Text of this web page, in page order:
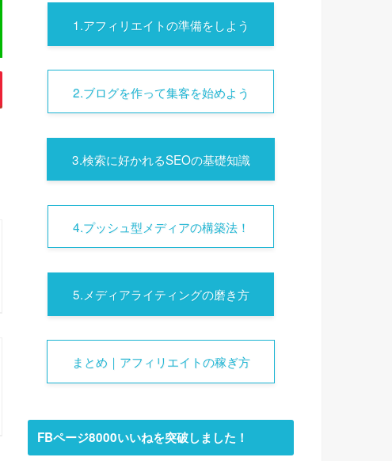
1.アフィリエイトの準備をしよう
2.ブログを作って集客を始めよう
3.検索に好かれるSEOの基礎知識
4.プッシュ型メディアの構築法！
5.メディアライティングの磨き方
まとめ｜アフィリエイトの稼ぎ方
FBページ8000いいねを突破しました！